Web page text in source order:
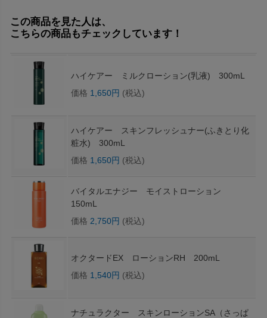
この商品を見た人は、
こちらの商品もチェックしています！
ハイケアー ミルクローション(乳液) 300mL
価格 1,650円 (税込)
ハイケアー スキンフレッシュナー(ふきとり化
粧水) 300mL
価格 1,650円 (税込)
バイタルエナジー モイストローション
150mL
価格 2,750円 (税込)
オクタードEX ローションRH 200mL
価格 1,540円 (税込)
ナチュラクター スキンローションSA（さっぱ